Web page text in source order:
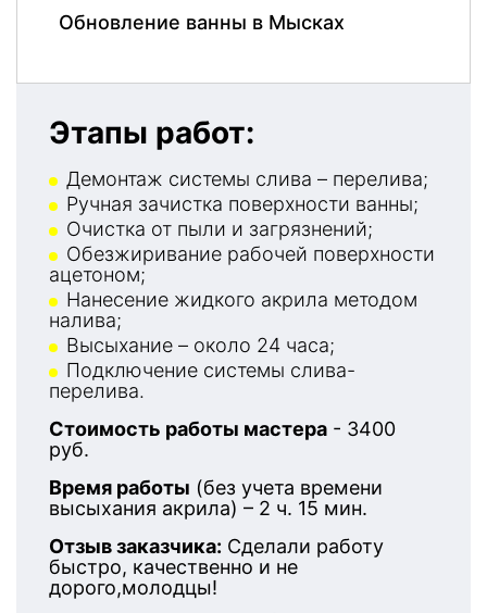
Обновление ванны в Мысках
Этапы работ:
Демонтаж системы слива – перелива;
Ручная зачистка поверхности ванны;
Очистка от пыли и загрязнений;
Обезжиривание рабочей поверхности
ацетоном;
Нанесение жидкого акрила методом
налива;
Высыхание – около 24 часа;
Подключение системы слива-
перелива.
Стоимость работы мастера - 3400
руб.
Время работы (без учета времени
высыхания акрила) – 2 ч. 15 мин.
Отзыв заказчика: Сделали работу
быстро, качественно и не
дорого,молодцы!